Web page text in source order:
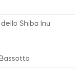
Shiba Inu